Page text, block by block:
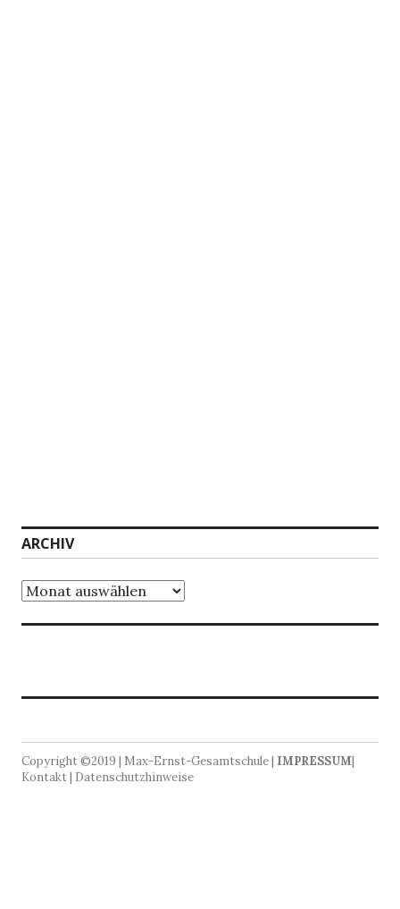
ARCHIV
Archiv
Copyright ©2019 | Max-Ernst-Gesamtschule | IMPRESSUM|
Kontakt | Datenschutzhinweise